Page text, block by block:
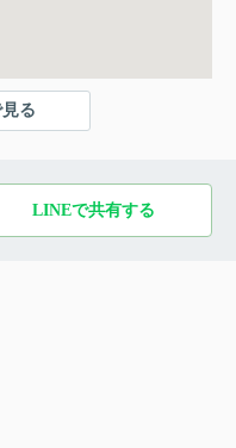
る
LINEで共有する